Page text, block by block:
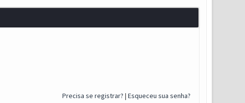
Precisa se registrar? | Esqueceu sua senha?